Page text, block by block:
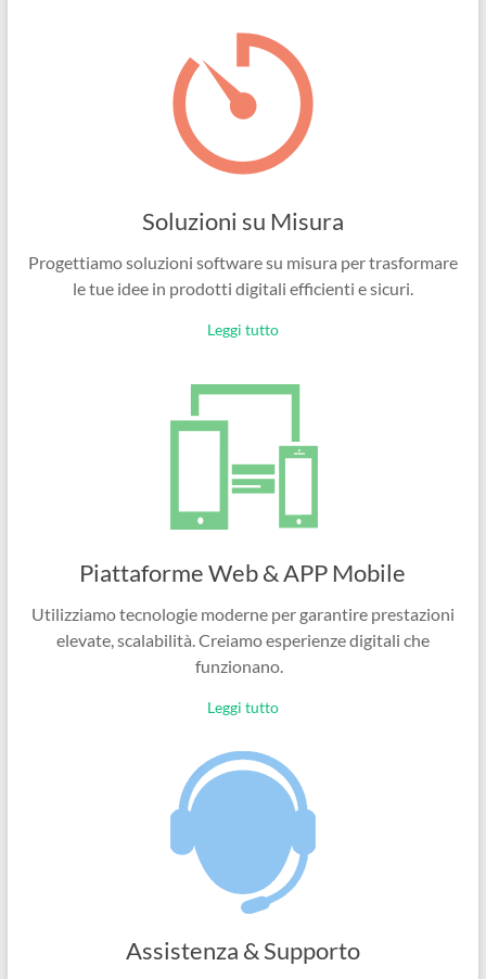
Soluzioni su Misura
Progettiamo soluzioni software su misura per trasformare
le tue idee in prodotti digitali efficienti e sicuri.
Leggi tutto
Piattaforme Web & APP Mobile
Utilizziamo tecnologie moderne per garantire prestazioni
elevate, scalabilità. Creiamo esperienze digitali che
funzionano.
Leggi tutto
Assistenza & Supporto